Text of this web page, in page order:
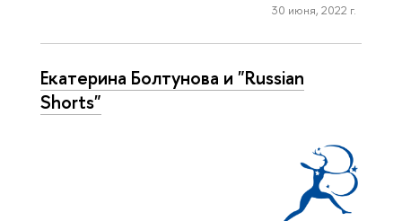
30 июня, 2022 г.
Екатерина Болтунова и "Russian
Shorts"